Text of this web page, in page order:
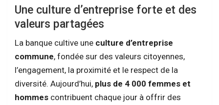
Une culture d’entreprise forte et des
valeurs partagées
La banque cultive une culture d’entreprise
commune, fondée sur des valeurs citoyennes,
l’engagement, la proximité et le respect de la
diversité. Aujourd’hui, plus de 4 000 femmes et
hommes contribuent chaque jour à offrir des